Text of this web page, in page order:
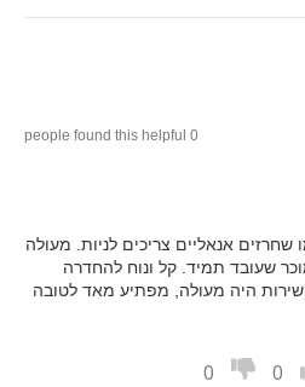
0 people found this helpful
שחרזים אנאליים צריכים לניות. מעולה
שעובד תמיד. קל ונוח להחדרה
היה מעולה, מפתיע מאד לטובה
0
0